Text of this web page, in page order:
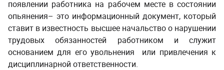
появлении работника на рабочем месте в состоянии
опьянения– это информационный документ, который
ставит в известность высшее начальство о нарушении
трудовых обязанностей работником и служит
основанием для его увольнения или привлечения к
дисциплинарной ответственности.